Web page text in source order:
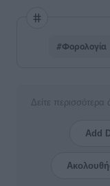
#Φορολογία
Δείτε
Add